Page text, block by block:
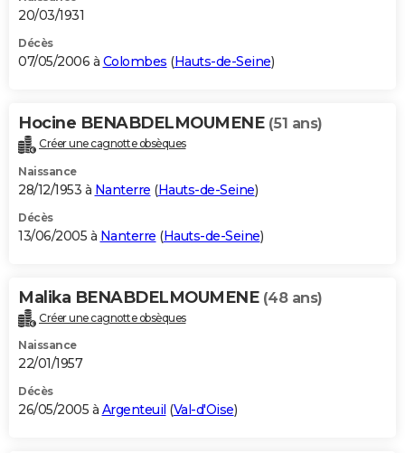
20/03/1931
Décès
07/05/2006 à Colombes (Hauts-de-Seine)
Hocine BENABDELMOUMENE (51 ans)
Créer une cagnotte obsèques
Naissance
28/12/1953 à Nanterre (Hauts-de-Seine)
Décès
13/06/2005 à Nanterre (Hauts-de-Seine)
Malika BENABDELMOUMENE (48 ans)
Créer une cagnotte obsèques
Naissance
22/01/1957
Décès
26/05/2005 à Argenteuil (Val-d'Oise)